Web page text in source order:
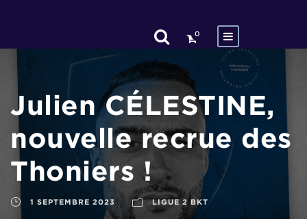
0
Julien CÉLESTINE,
nouvelle recrue des
Thoniers !
1 SEPTEMBRE 2023 LIGUE 2 BKT